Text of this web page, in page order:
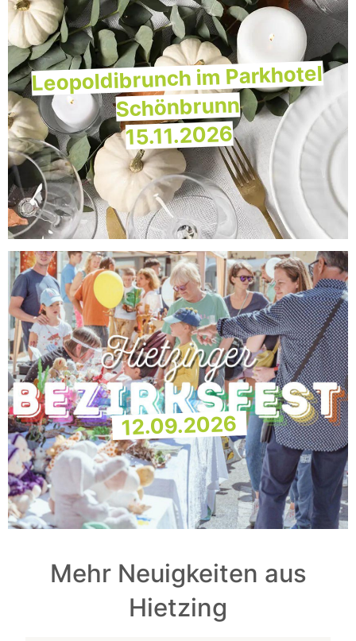
Leopoldibrunch im Parkhotel
Schönbrunn
15.11.2026
12.09.2026
Mehr Neuigkeiten aus
Hietzing